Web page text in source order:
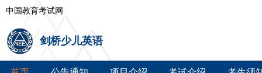
中国教育考试网
剑桥少儿英语